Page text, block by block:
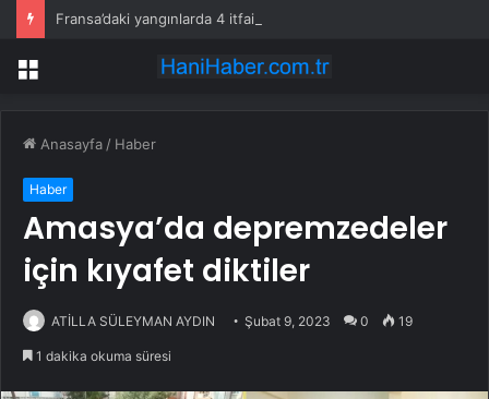
Fransa’daki yangınlarda 4 itfaiye eri hayatını kaybetti
Menü
Anasayfa / Haber
Haber
Amasya’da depremzedeler
için kıyafet diktiler
ATİLLA SÜLEYMAN AYDIN Şubat 9, 2023 0 19
1 dakika okuma süresi